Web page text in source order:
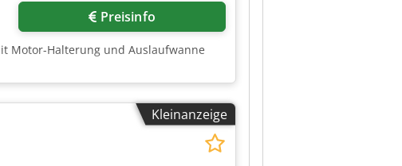
Preisinfo
Motor-Halterung und Auslaufwanne
Kleinanzeige